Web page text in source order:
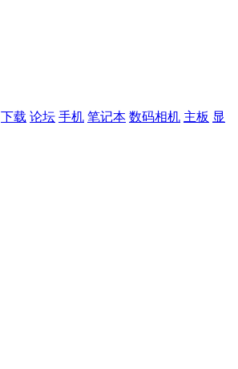
下载 论坛 手机 笔记本 数码相机 主板 显